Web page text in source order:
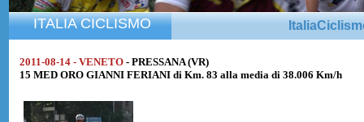
ITALIA CICLISMO
2011-08-14 - VENETO - PRESSANA (VR)
15 MED ORO GIANNI FERIANI di Km. 83 alla media di 38.006 Km/h